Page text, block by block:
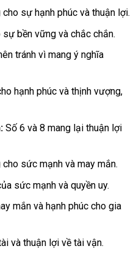
sự hạnh phúc và thuận lợi.
bền vững và chắc chắn.
tránh vì mang ý nghĩa
hạnh phúc và thịnh vượng,
Số 6 và 8 mang lại thuận lợi
sức mạnh và may mắn.
sức mạnh và quyền uy.
mắn và hạnh phúc cho gia
và thuận lợi về tài vận.